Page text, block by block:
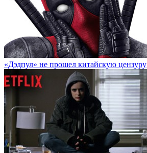
«Дэдпул» не прошел китайскую цензуру